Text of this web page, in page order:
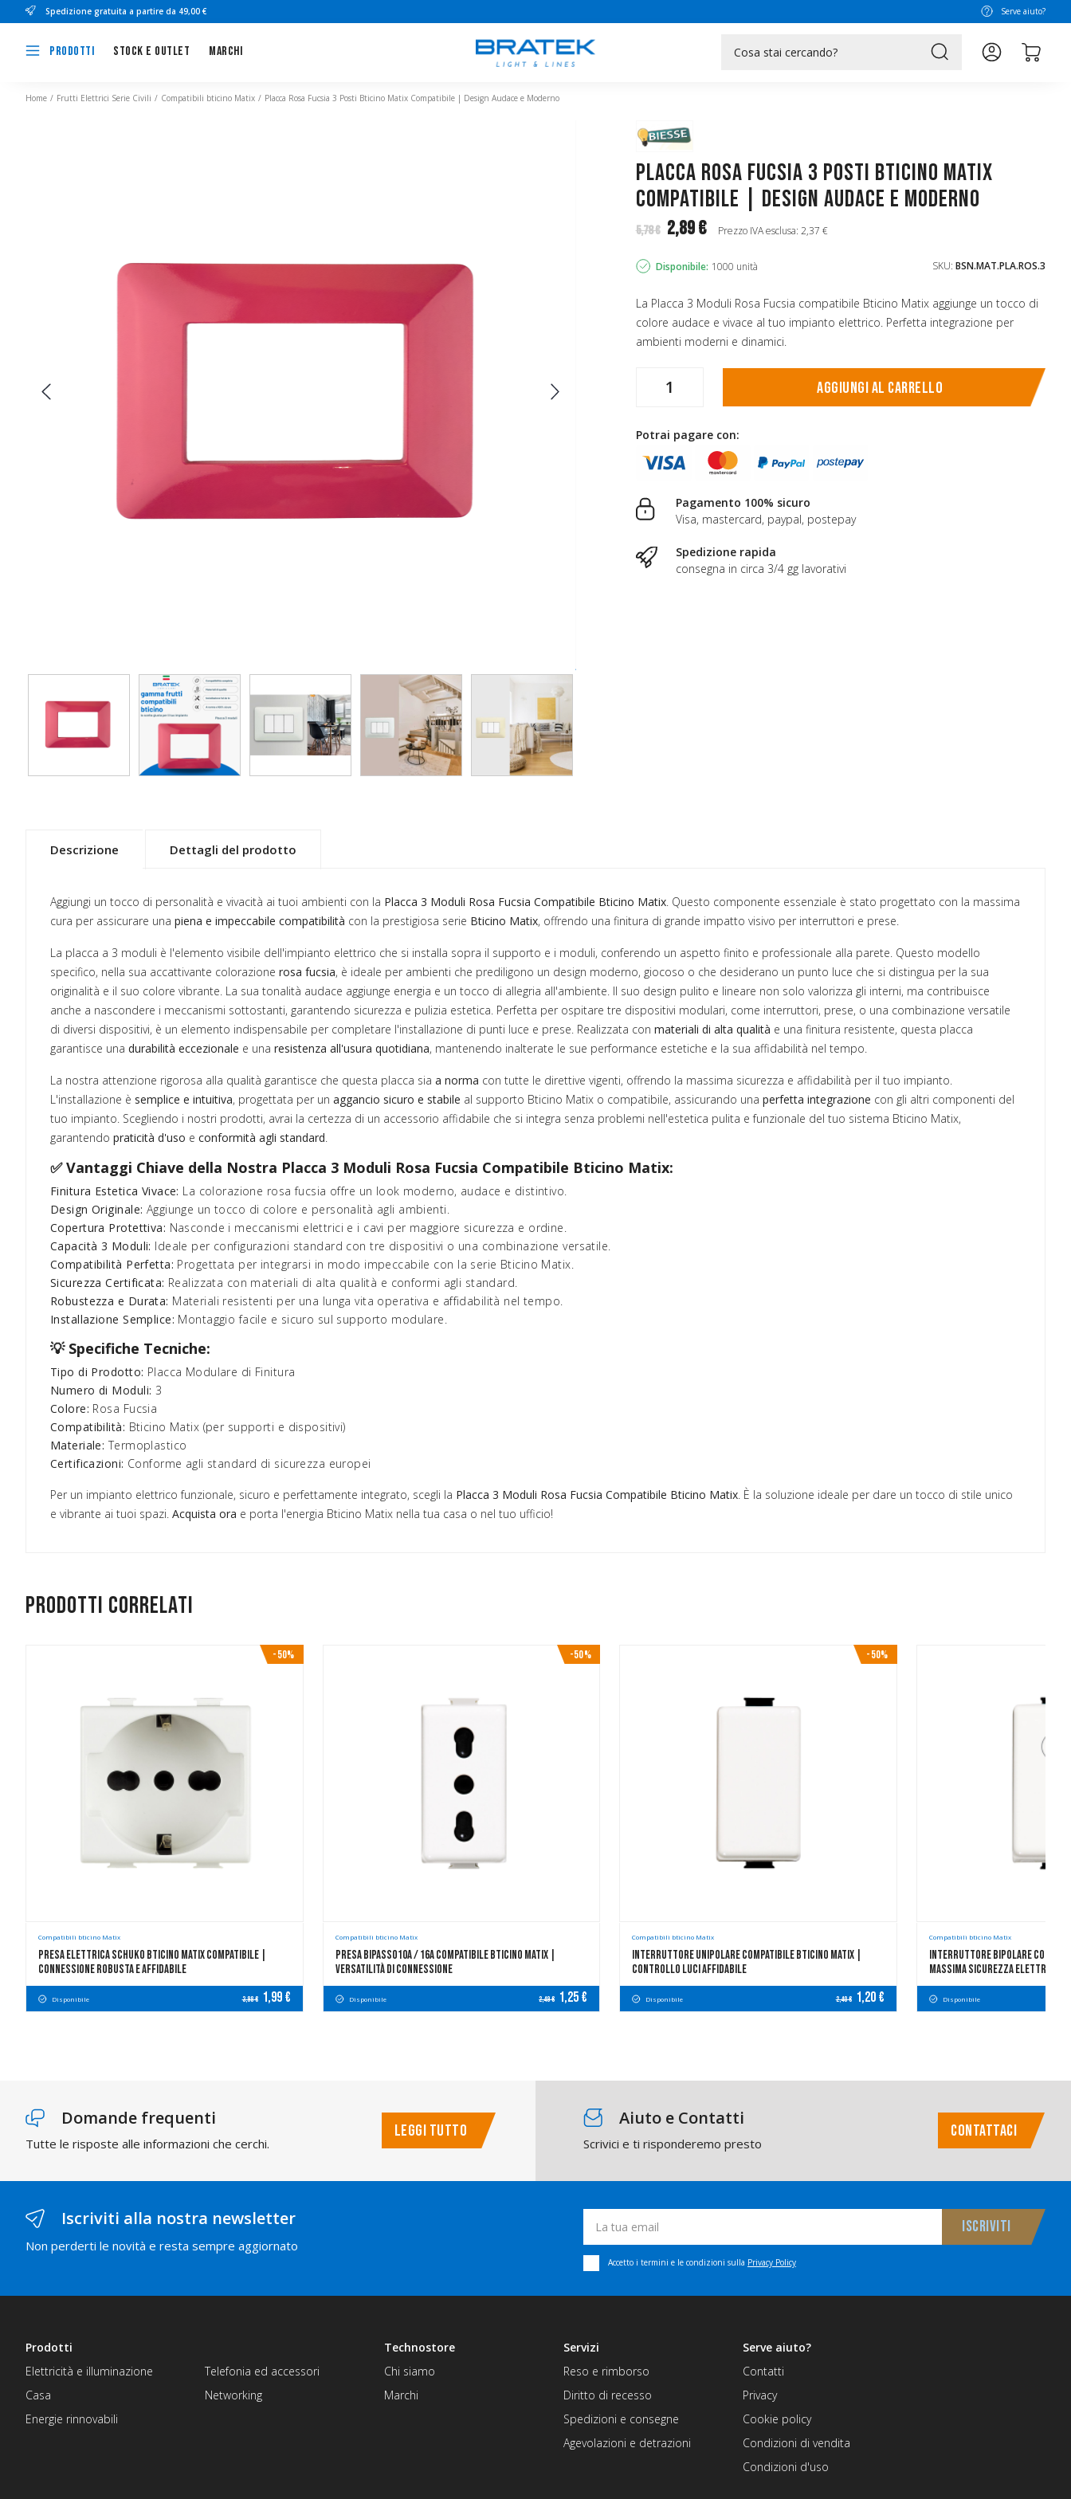
Spedizione gratuita a partire da 49,00 € Serve aiuto?
Prodotti Stock e outlet Marchi search
Home Frutti Elettrici Serie Civili Compatibili bticino Matix Placca Rosa Fucsia 3 Posti Bticino Matix Compatibile | Design Audace e Moderno
Placca Rosa Fucsia 3 Posti Bticino Matix
Compatibile | Design Audace e Moderno
5,78 € 2,89 € Prezzo IVA esclusa: 2,37 €
Disponibile: 1000 unità SKU: BSN.MAT.PLA.ROS.3
La Placca 3 Moduli Rosa Fucsia compatibile Bticino Matix aggiunge un tocco di
colore audace e vivace al tuo impianto elettrico. Perfetta integrazione per
ambienti moderni e dinamici.
Aggiungi al carrello
Potrai pagare con:
Pagamento 100% sicuro
Visa, mastercard, paypal, postepay
Spedizione rapida
consegna in circa 3/4 gg lavorativi
Descrizione Dettagli del prodotto
Aggiungi un tocco di personalità e vivacità ai tuoi ambienti con la Placca 3 Moduli Rosa Fucsia Compatibile Bticino Matix. Questo componente essenziale è stato progettato con la massima
cura per assicurare una piena e impeccabile compatibilità con la prestigiosa serie Bticino Matix, offrendo una finitura di grande impatto visivo per interruttori e prese.
La placca a 3 moduli è l'elemento visibile dell'impianto elettrico che si installa sopra il supporto e i moduli, conferendo un aspetto finito e professionale alla parete. Questo modello
specifico, nella sua accattivante colorazione rosa fucsia, è ideale per ambienti che prediligono un design moderno, giocoso o che desiderano un punto luce che si distingua per la sua
originalità e il suo colore vibrante. La sua tonalità audace aggiunge energia e un tocco di allegria all'ambiente. Il suo design pulito e lineare non solo valorizza gli interni, ma contribuisce
anche a nascondere i meccanismi sottostanti, garantendo sicurezza e pulizia estetica. Perfetta per ospitare tre dispositivi modulari, come interruttori, prese, o una combinazione versatile
di diversi dispositivi, è un elemento indispensabile per completare l'installazione di punti luce e prese. Realizzata con materiali di alta qualità e una finitura resistente, questa placca
garantisce una durabilità eccezionale e una resistenza all'usura quotidiana, mantenendo inalterate le sue performance estetiche e la sua affidabilità nel tempo.
La nostra attenzione rigorosa alla qualità garantisce che questa placca sia a norma con tutte le direttive vigenti, offrendo la massima sicurezza e affidabilità per il tuo impianto.
L'installazione è semplice e intuitiva, progettata per un aggancio sicuro e stabile al supporto Bticino Matix o compatibile, assicurando una perfetta integrazione con gli altri componenti del
tuo impianto. Scegliendo i nostri prodotti, avrai la certezza di un accessorio affidabile che si integra senza problemi nell'estetica pulita e funzionale del tuo sistema Bticino Matix,
garantendo praticità d'uso e conformità agli standard.
✅ Vantaggi Chiave della Nostra Placca 3 Moduli Rosa Fucsia Compatibile Bticino Matix:
Finitura Estetica Vivace: La colorazione rosa fucsia offre un look moderno, audace e distintivo.
Design Originale: Aggiunge un tocco di colore e personalità agli ambienti.
Copertura Protettiva: Nasconde i meccanismi elettrici e i cavi per maggiore sicurezza e ordine.
Capacità 3 Moduli: Ideale per configurazioni standard con tre dispositivi o una combinazione versatile.
Compatibilità Perfetta: Progettata per integrarsi in modo impeccabile con la serie Bticino Matix.
Sicurezza Certificata: Realizzata con materiali di alta qualità e conformi agli standard.
Robustezza e Durata: Materiali resistenti per una lunga vita operativa e affidabilità nel tempo.
Installazione Semplice: Montaggio facile e sicuro sul supporto modulare.
💡 Specifiche Tecniche:
Tipo di Prodotto: Placca Modulare di Finitura
Numero di Moduli: 3
Colore: Rosa Fucsia
Compatibilità: Bticino Matix (per supporti e dispositivi)
Materiale: Termoplastico
Certificazioni: Conforme agli standard di sicurezza europei
Per un impianto elettrico funzionale, sicuro e perfettamente integrato, scegli la Placca 3 Moduli Rosa Fucsia Compatibile Bticino Matix. È la soluzione ideale per dare un tocco di stile unico
e vibrante ai tuoi spazi. Acquista ora e porta l'energia Bticino Matix nella tua casa o nel tuo ufficio!
Prodotti correlati
Compatibili bticino Matix
Presa Elettrica Schuko Bticino Matix Compatibile |
Connessione Robusta E Affidabile
Disponibile 3,98 €
-50%
1,99 €
Compatibili bticino Matix
Presa Bipasso10A / 16A Compatibile Bticino Matix |
Versatilità Di Connessione
Disponibile 2,49 €
-50%
1,25 €
Compatibili bticino Matix
Interruttore Unipolare Compatibile Bticino Matix |
Controllo Luci Affidabile
Disponibile 2,40 €
-50%
1,20 €
Compatibili bticino Matix
Interruttore Bipolare
Massima Sicurezza Elettrica
Disponibile
Domande frequenti
Tutte le risposte alle informazioni che cerchi.
LEGGI TUTTO
Aiuto e Contatti
Scrivici e ti risponderemo presto
CONTATTACI
Iscriviti alla nostra newsletter
Non perderti le novità e resta sempre aggiornato
Accetto i termini e le condizioni sulla Privacy Policy
Prodotti
Elettricità e illuminazione
Casa
Energie rinnovabili
Telefonia ed accessori
Networking
Technostore
Chi siamo
Marchi
Servizi
Reso e rimborso
Diritto di recesso
Spedizioni e consegne
Agevolazioni e detrazioni
Serve aiuto?
Contatti
Privacy
Cookie policy
Condizioni di vendita
Condizioni d'uso